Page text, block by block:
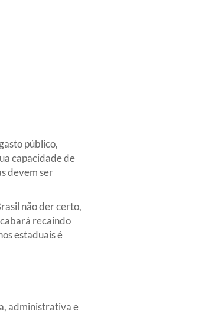
público,
capacidade de
devem ser
não der certo,
recaindo
estaduais é
administrativa e